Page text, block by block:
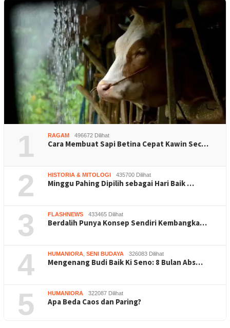
1 RAGAM 496672 Dilihat
Cara Membuat Sapi Betina Cepat Kawin Sec…
2 HISTORIA & MITOLOGI 435700 Dilihat
Minggu Pahing Dipilih sebagai Hari Baik …
3 FLASHNEWS 433465 Dilihat
Berdalih Punya Konsep Sendiri Kembangka…
4 HUMANIORA SENI BUDAYA 326083 Dilihat
Mengenang Budi Baik Ki Seno: 8 Bulan Abs…
5 HUMANIORA 322087 Dilihat
Apa Beda Caos dan Paring?